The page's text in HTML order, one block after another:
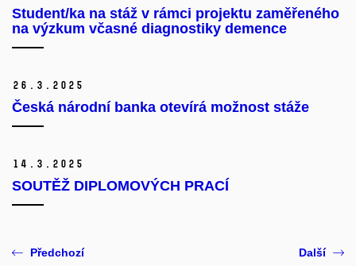
Student/ka na stáž v rámci projektu zaměřeného
na výzkum včasné diagnostiky demence
26. 3. 2025
Česká národní banka otevírá možnost stáže
14. 3. 2025
SOUTĚŽ DIPLOMOVÝCH PRACÍ
Předchozí Další